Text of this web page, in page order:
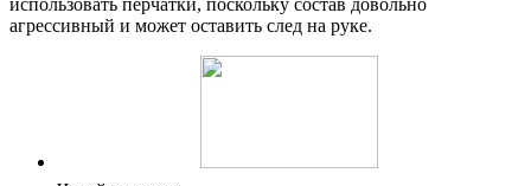
использовать перчатки, поскольку состав довольно
агрессивный и может оставить след на руке.